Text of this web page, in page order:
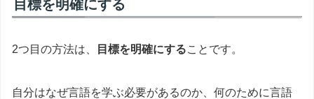
目標を明確にする
2つ目の方法は、 目標を明確にすることです。
自分はなぜ言語を学ぶ必要があるのか、何のために言語